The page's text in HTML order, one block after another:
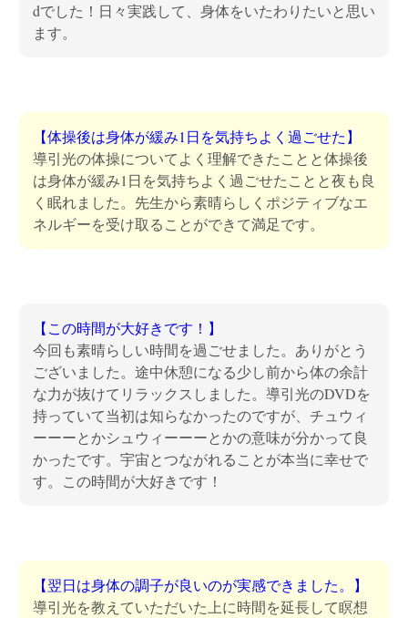
dでした！日々実践して、身体をいたわりたいと思い
ます。
【体操後は身体が緩み1日を気持ちよく過ごせた】
導引光の体操についてよく理解できたことと体操後
は身体が緩み1日を気持ちよく過ごせたことと夜も良
く眠れました。先生から素晴らしくポジティブなエ
ネルギーを受け取ることができて満足です。
【この時間が大好きです！】
今回も素晴らしい時間を過ごせました。ありがとう
ございました。途中休憩になる少し前から体の余計
な力が抜けてリラックスしました。導引光のDVDを
持っていて当初は知らなかったのですが、チュウィ
ーーーとかシュウィーーーとかの意味が分かって良
かったです。宇宙とつながれることが本当に幸せで
す。この時間が大好きです！
【翌日は身体の調子が良いのが実感できました。】
導引光を教えていただいた上に時間を延長して瞑想